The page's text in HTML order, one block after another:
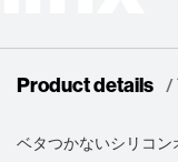
Product details /
ベタつかないシリコ